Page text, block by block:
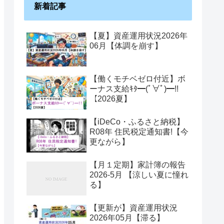
新着記事
【夏】資産運用状況2026年
06月【体調を崩す】
【働くモチベゼロ付近】ボ
ーナス支給ｷﾀ━(ﾟ∀ﾟ)━!!
【2026夏】
【iDeCo・ふるさと納税】
R08年 住民税定通知書!【今
更ながら】
【月１定期】家計簿の報告
2026-5月 【涼しい夏に憧れ
る】
【更新が】資産運用状況
2026年05月【滞る】